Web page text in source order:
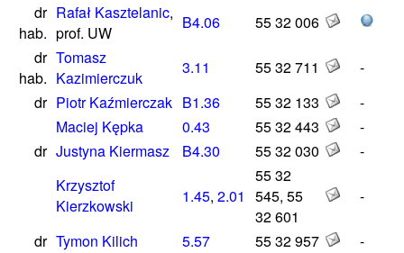
dr
hab.
Rafał Kasztelanic,
prof. UW
B4.06
55 32 006
dr
hab.
Tomasz
Kazimierczuk
3.11 55 32 711
-
dr Piotr Kaźmierczak B1.36 55 32 133
-
Maciej Kępka
0.43 55 32 443
-
dr Justyna Kiermasz B4.30 55 32 030
-
Krzysztof
Kierzkowski
1.45, 2.01
55 32
545, 55
32 601
-
dr Tymon Kilich 5.57 55 32 957
-